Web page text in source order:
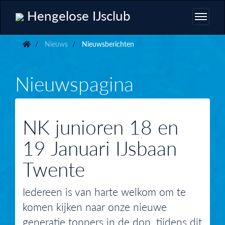
Hengelose IJsclub
Nieuws Nieuwsberichten
Nieuwspagina
NK junioren 18 en
19 Januari IJsbaan
Twente
Iedereen is van harte welkom om te
komen kijken naar onze nieuwe
generatie toppers in de dop, tijdens dit